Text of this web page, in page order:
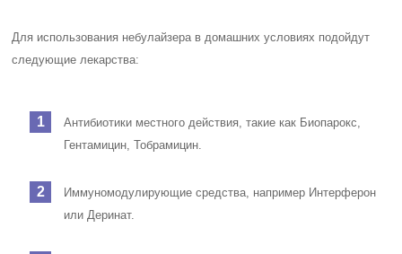
Для использования небулайзера в домашних условиях подойдут
следующие лекарства:
Антибиотики местного действия, такие как Биопарокс,
Гентамицин, Тобрамицин.
Иммуномодулирующие средства, например Интерферон
или Деринат.